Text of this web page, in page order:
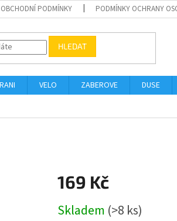
OBCHODNÍ PODMÍNKY PODMÍNKY OCHRANY
HLEDAT
VELO ZABEROVE DUSE
169 Kč
cena:
Skladem (>8 ks)